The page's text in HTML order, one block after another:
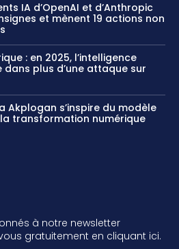
IA d’OpenAI et d’Anthropic
et mènent 19 actions non
: en 2025, l’intelligence
plus d’une attaque sur
Akplogan s’inspire du modèle
la transformation numérique
à notre newsletter
gratuitement en cliquant ici.